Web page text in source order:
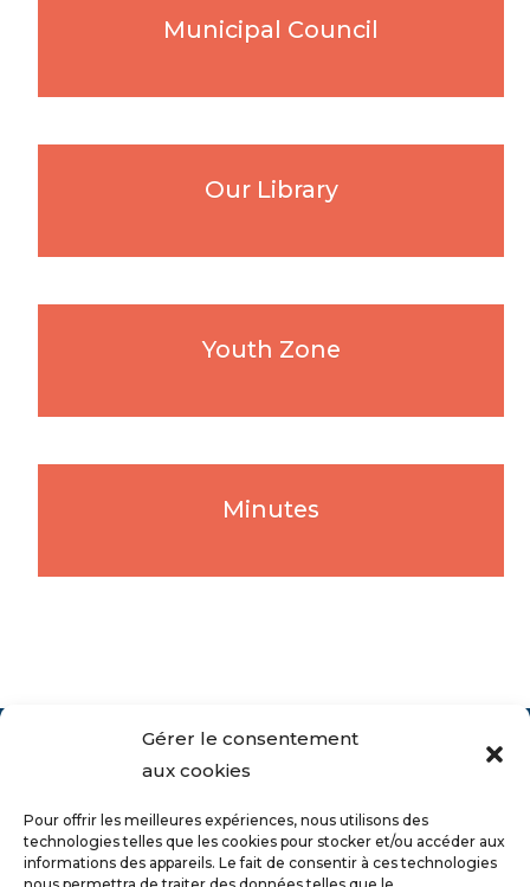
Gérer le consentement
aux cookies
Pour offrir les meilleures expériences, nous utilisons des
technologies telles que les cookies pour stocker et/ou accéder aux
informations des appareils. Le fait de consentir à ces technologies
Municipal Council
Our Library
Youth Zone
Minutes